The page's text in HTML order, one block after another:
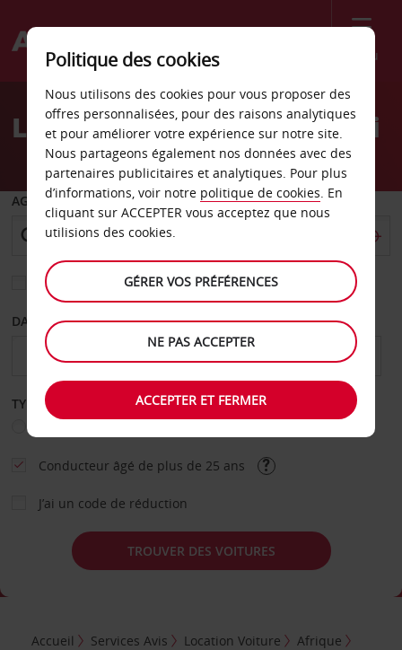
Menu
Welcome
AvisLocation de voiture Ulundi
AGENCE DE DÉPART
Sélectionnez une autre agence de retour
DATE DE DÉPART DATE DE RETOUR
TYPE DE LOCATION
Conducteur âgé de plus de 25 ans
J’ai un code de réduction
TROUVER DES VOITURES
Accueil Services Avis Location Voiture
Afrique
Politique des cookies
Nous utilisons des cookies pour vous proposer des
offres personnalisées, pour des raisons analytiques
et pour améliorer votre expérience sur notre site.
Nous partageons également nos données avec des
partenaires publicitaires et analytiques. Pour plus
d’informations, voir notre politique de cookies. En
cliquant sur ACCEPTER vous acceptez que nous
utilisions des cookies.
GÉRER VOS PRÉFÉRENCES
NE PAS ACCEPTER
ACCEPTER ET FERMER